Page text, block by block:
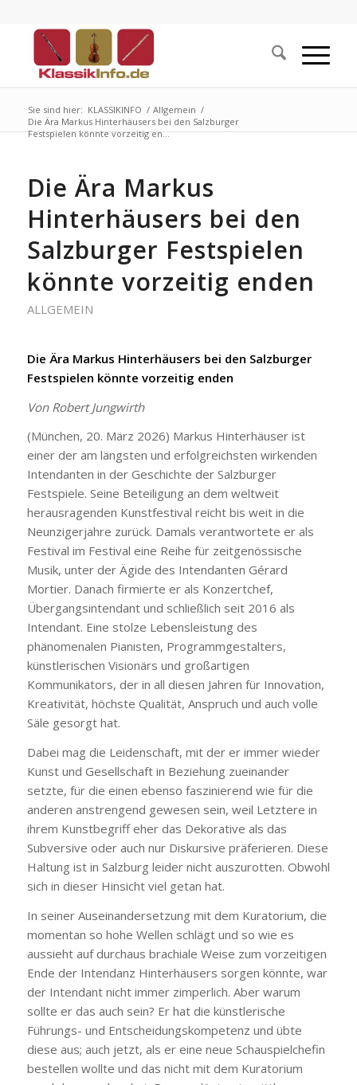
Sie sind hier: KLASSIKINFO / Allgemein /
Die Ära Markus Hinterhäusers bei den Salzburger
Festspielen könnte vorzeitig en...
Die Ära Markus
Hinterhäusers bei den
Salzburger Festspielen
könnte vorzeitig enden
ALLGEMEIN
Die Ära Markus Hinterhäusers bei den Salzburger
Festspielen könnte vorzeitig enden
Von Robert Jungwirth
(München, 20. März 2026) Markus Hinterhäuser ist
einer der am längsten und erfolgreichsten wirkenden
Intendanten in der Geschichte der Salzburger
Festspiele. Seine Beteiligung an dem weltweit
herausragenden Kunstfestival reicht bis weit in die
Neunzigerjahre zurück. Damals verantwortete er als
Festival im Festival eine Reihe für zeitgenössische
Musik, unter der Ägide des Intendanten Gérard
Mortier. Danach firmierte er als Konzertchef,
Übergangsintendant und schließlich seit 2016 als
Intendant. Eine stolze Lebensleistung des
phänomenalen Pianisten, Programmgestalters,
künstlerischen Visionärs und großartigen
Kommunikators, der in all diesen Jahren für Innovation,
Kreativität, höchste Qualität, Anspruch und auch volle
Säle gesorgt hat.
Dabei mag die Leidenschaft, mit der er immer wieder
Kunst und Gesellschaft in Beziehung zueinander
setzte, für die einen ebenso faszinierend wie für die
anderen anstrengend gewesen sein, weil Letztere in
ihrem Kunstbegriff eher das Dekorative als das
Subversive oder auch nur Diskursive präferieren. Diese
Haltung ist in Salzburg leider nicht auszurotten. Obwohl
sich in dieser Hinsicht viel getan hat.
In seiner Auseinandersetzung mit dem Kuratorium, die
momentan so hohe Wellen schlägt und so wie es
aussieht auf durchaus brachiale Weise zum vorzeitigen
Ende der Intendanz Hinterhäusers sorgen könnte, war
der Intendant nicht immer zimperlich. Aber warum
sollte er das auch sein? Er hat die künstlerische
Führungs- und Entscheidungskompetenz und übte
diese aus; auch jetzt, als er eine neue Schauspielchefin
bestellen wollte und das nicht mit dem Kuratorium